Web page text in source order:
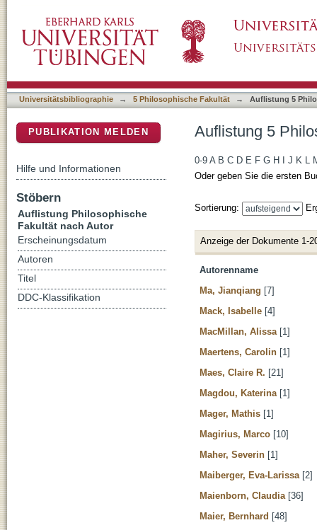
Universitätsbibliographie → 5 Philosophische Fakultät → Auflistung 5
Auflistung 5
0-9 A B C D E F G H J K L
Oder geben Sie die ersten
Sortierung:
Anzeige der Dokumente 1-
Autorenname
Ma, Jianqiang [7]
Mack, Isabelle [4]
MacMillan, Alissa [1]
Maertens, Carolin [1]
Maes, Claire R. [21]
Magdou, Katerina [1]
Mager, Mathis [1]
Magirius, Marco [10]
Maher, Severin [1]
Maiberger, Eva-Larissa [2]
Maienborn, Claudia [36]
Maier, Bernhard [48]
PUBLIKATION MELDEN
Hilfe und Informationen
Stöbern
Auflistung Philosophische
Fakultät nach Autor
Erscheinungsdatum
Autoren
Titel
DDC-Klassifikation